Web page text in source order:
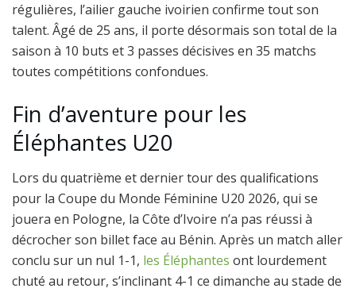
régulières, l’ailier gauche ivoirien confirme tout son
talent. Âgé de 25 ans, il porte désormais son total de la
saison à 10 buts et 3 passes décisives en 35 matchs
toutes compétitions confondues.
Fin d’aventure pour les
Éléphantes U20
Lors du quatrième et dernier tour des qualifications
pour la Coupe du Monde Féminine U20 2026, qui se
jouera en Pologne, la Côte d’Ivoire n’a pas réussi à
décrocher son billet face au Bénin. Après un match aller
conclu sur un nul 1-1, les Éléphantes ont lourdement
chuté au retour, s’inclinant 4-1 ce dimanche au stade de